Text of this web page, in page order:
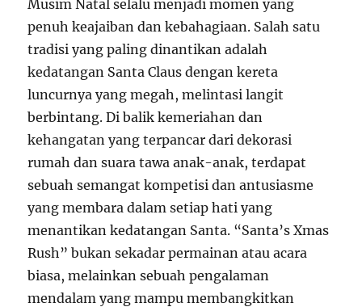
Musim Natal selalu menjadi momen yang
penuh keajaiban dan kebahagiaan. Salah satu
tradisi yang paling dinantikan adalah
kedatangan Santa Claus dengan kereta
luncurnya yang megah, melintasi langit
berbintang. Di balik kemeriahan dan
kehangatan yang terpancar dari dekorasi
rumah dan suara tawa anak-anak, terdapat
sebuah semangat kompetisi dan antusiasme
yang membara dalam setiap hati yang
menantikan kedatangan Santa. “Santa’s Xmas
Rush” bukan sekadar permainan atau acara
biasa, melainkan sebuah pengalaman
mendalam yang mampu membangkitkan